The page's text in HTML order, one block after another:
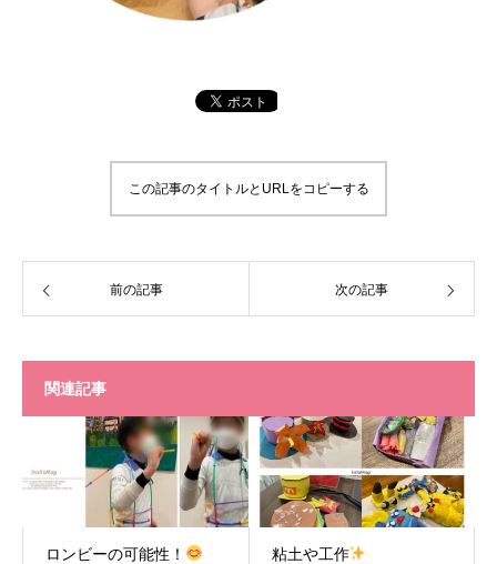
この記事のタイトルとURLをコピーする
前の記事 次の記事
関連記事
ロンビーの可能性！ 粘土や工作